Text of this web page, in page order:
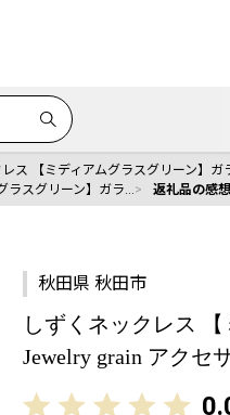
レス 【ミディアムグラスグリーン】ガ
ラスグリーン】ガラ… 返礼品の感
秋田県 秋田市
しずくネックレス
Jewelry grain アクセ